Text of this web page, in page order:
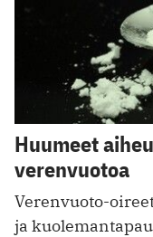
Huumeet
verenvuotoa
Verenvuoto-
ja